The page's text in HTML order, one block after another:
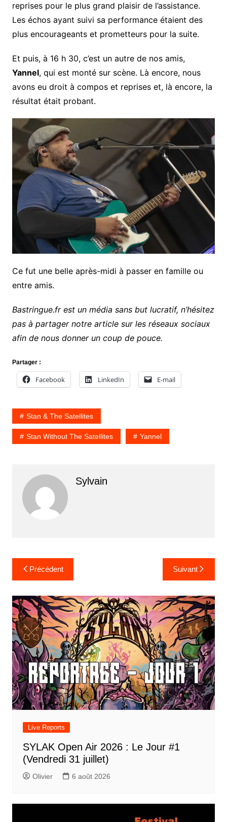
reprises pour le plus grand plaisir de l’assistance.
Les échos ayant suivi sa performance étaient des
plus encourageants et prometteurs pour la suite.
Et puis, à 16 h 30, c’est un autre de nos amis,
Yannel, qui est monté sur scène. Là encore, nous
avons eu droit à compos et reprises et, là encore, la
résultat était probant.
Ce fut une belle après-midi à passer en famille ou
entre amis.
Bastringue.fr est un média sans but lucratif, n’hésitez
pas à partager notre article sur les réseaux sociaux
afin de nous donner un coup de pouce.
Partager :
Facebook LinkedIn E-mail
Stan & The Satellites
Stan Without The Satellites Yannel
Sylvain
Navigation
de
l’article
Précédent Suivant
Live Reports
SYLAK Open Air 2026 : Le Jour #1
(Vendredi 31 juillet)
Olivier 6 août 2026